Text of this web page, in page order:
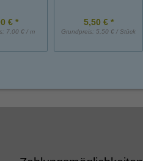
€ *
7,00 € / m
5,50 € *
Grundpreis: 5,50 € / Stück